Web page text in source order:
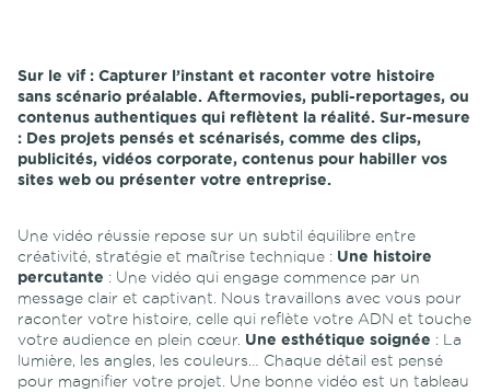
Sur le vif : Capturer l’instant et raconter votre histoire
sans scénario préalable. Aftermovies, publi-reportages, ou
contenus authentiques qui reflètent la réalité. Sur-mesure
: Des projets pensés et scénarisés, comme des clips,
publicités, vidéos corporate, contenus pour habiller vos
sites web ou présenter votre entreprise.
Une vidéo réussie repose sur un subtil équilibre entre
créativité, stratégie et maîtrise technique : Une histoire
percutante : Une vidéo qui engage commence par un
message clair et captivant. Nous travaillons avec vous pour
raconter votre histoire, celle qui reflète votre ADN et touche
votre audience en plein cœur. Une esthétique soignée : La
lumière, les angles, les couleurs… Chaque détail est pensé
pour magnifier votre projet. Une bonne vidéo est un tableau